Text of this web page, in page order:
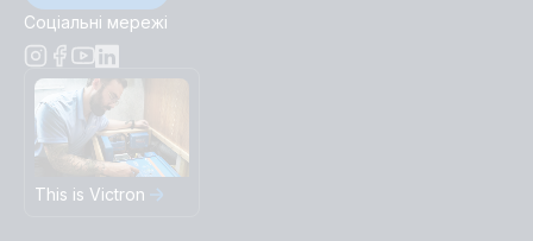
Соціальні мережі
This is Victron